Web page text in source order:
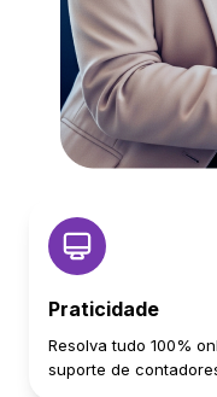
Praticidade
Resolva tudo 100%
suporte de